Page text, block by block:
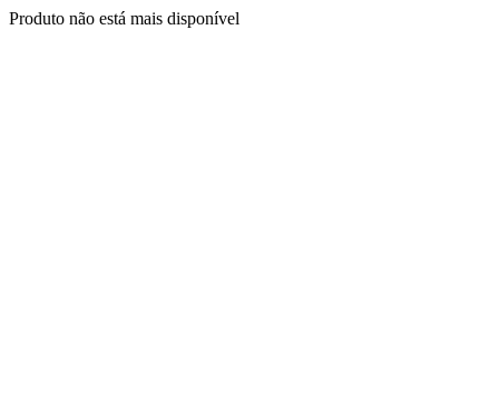
Produto não está mais disponível